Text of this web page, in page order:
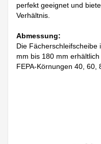
perfekt geeignet und
Verhältnis.
Abmessung:
Die Fächerschleifscheibe
mm bis 180 mm
FEPA-Körnungen 40, 60,